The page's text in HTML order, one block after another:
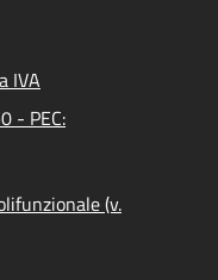
IVA
- PEC:
(v.